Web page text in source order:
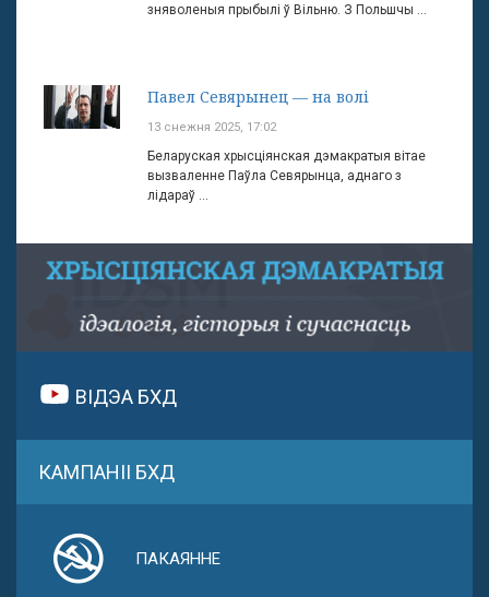
зняволеныя прыбылі ў Вільню. З Польшчы ...
Павел Севярынец — на волі
13 снежня 2025, 17:02
Беларуская хрысціянская дэмакратыя вітае
вызваленне Паўла Севярынца, аднаго з
лідараў ...
ВІДЭА БХД
КАМПАНІІ БХД
ПАКАЯННЕ